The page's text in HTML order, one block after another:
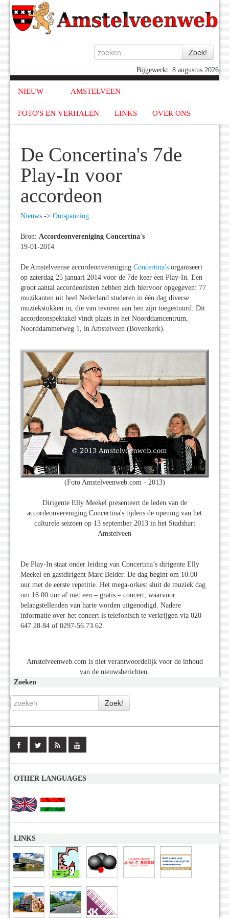
Bijgewerkt: 8 augustus 2026
NIEUW AMSTELVEEN
FOTO'S EN VERHALEN LINKS OVER ONS
De Concertina's 7de
Play-In voor
accordeon
Nieuws -> Ontspanning
Bron: Accordeonvereniging Concertina's
19-01-2014
De Amstelveense accordeonvereniging Concertina's organiseert
op zaterdag 25 januari 2014 voor de 7de keer een Play-In. Een
groot aantal accordeonisten hebben zich hiervoor opgegeven: 77
muzikanten uit heel Nederland studeren in één dag diverse
muziekstukken in, die van tevoren aan hen zijn toegestuurd. Dit
accordeonspektakel vindt plaats in het Noorddamcentrum,
Noorddammerweg 1, in Amstelveen (Bovenkerk).
(Foto Amstelveenweb.com - 2013)
Dirigente Elly Meekel presenteert de leden van de
accordeonvereniging Concertina's tijdens de opening van het
culturele seizoen op 13 september 2013 in het Stadshart
Amstelveen
De Play-In staat onder leiding van Concertina’s dirigente Elly
Meekel en gastdirigent Marc Belder. De dag begint om 10.00
uur met de eerste repetitie. Het mega-orkest sluit de muziek dag
om 16.00 uur af met een – gratis – concert, waarvoor
belangstellenden van harte worden uitgenodigd. Nadere
informatie over het concert is telefonisch te verkrijgen via 020-
647.28.84 of 0297-56.73.62.
Amstelveenweb.com is niet verantwoordelijk voor de inhoud
van de nieuwsberichten.
Zoeken
OTHER LANGUAGES
LINKS